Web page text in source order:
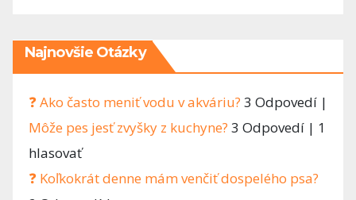
Najnovšie Otázky
❓ Ako často meniť vodu v akváriu? 3 Odpovedí |
Môže pes jesť zvyšky z kuchyne? 3 Odpovedí | 1
hlasovať
❓ Koľkokrát denne mám venčiť dospelého psa?